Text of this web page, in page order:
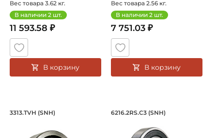
Вес товара 3.62 кг.
В наличии 2 шт.
11 593.58 ₽
В корзину
Вес товара 2.56 кг.
В наличии 2 шт.
7 751.03 ₽
В корзину
Подшипник 65х140х58,7 мм,
3313.TVH (SNH) Подшипник
6216.2RS.С3 (SNH)